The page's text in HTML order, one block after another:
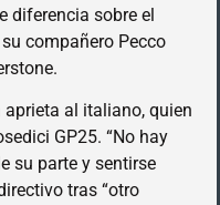
diferencia sobre el
compañero Pecco
aprieta al italiano, quien
GP25. “No hay
su parte y sentirse
tras “otro